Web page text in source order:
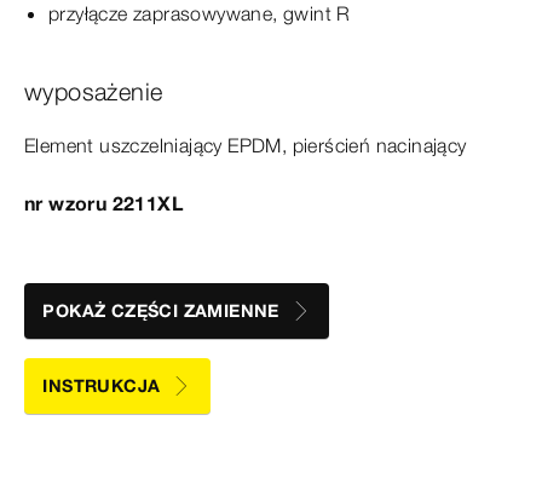
przyłącze zaprasowywane, gwint R
wyposażenie
Element uszczelniającyEPDM, pierścień nacinający
nr wzoru 2211XL
POKAŻ CZĘŚCI ZAMIENNE
INSTRUKCJA